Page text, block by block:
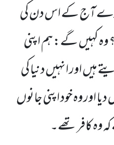
آج کے اس دن کی
کہیں گے: ہم اپنی
اور انہیں دنیا کی
اور وہ خود اپنی جانوں
وہ کافر تھے۔